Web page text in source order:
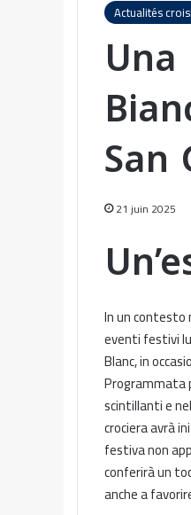
Actualités
San
21 juin 2025
In un contesto
eventi festivi
Blanc, in
Programmata
scintillanti e
crociera avrà
festiva non
conferirà un
anche a